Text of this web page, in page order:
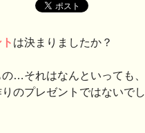
は決まりましたか？
…それはなんといっても、
のプレゼントではないでし